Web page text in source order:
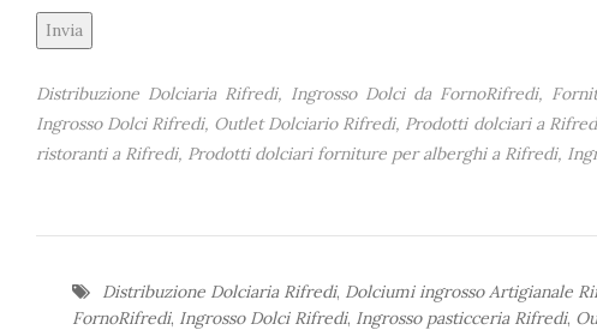
Alternative:
Distribuzione Dolciaria Rifredi, Ingrosso Dolci da FornoRifredi,
Ingrosso Dolci Rifredi, Outlet Dolciario Rifredi, Prodotti dolciari a
ristoranti a Rifredi, Prodotti dolciari forniture per alberghi a Rifredi,
Distribuzione Dolciaria Rifredi, Dolciumi ingrosso Artigianale
FornoRifredi, Ingrosso Dolci Rifredi, Ingrosso pasticceria Rifredi,